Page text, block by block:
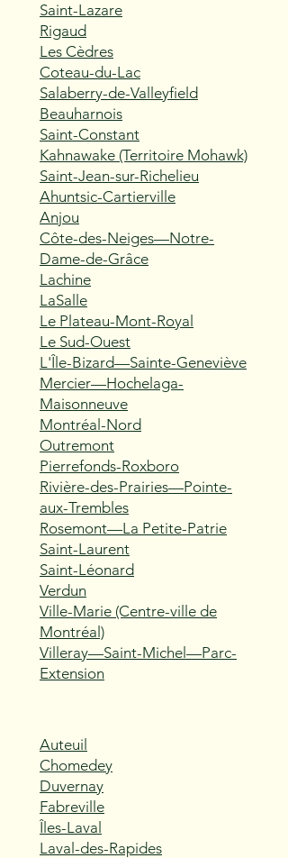
Saint-Lazare
Rigaud
Les Cèdres
Coteau-du-Lac
Salaberry-de-Valleyfield
Beauharnois
Saint-Constant
Kahnawake (Territoire Mohawk)
Saint-Jean-sur-Richelieu
Ahuntsic-Cartierville
Anjou
Côte-des-Neiges—Notre-
Dame-de-Grâce
Lachine
LaSalle
Le Plateau-Mont-Royal
Le Sud-Ouest
L'Île-Bizard—Sainte-Geneviève
Mercier—Hochelaga-
Maisonneuve
Montréal-Nord
Outremont
Pierrefonds-Roxboro
Rivière-des-Prairies—Pointe-
aux-Trembles
Rosemont—La Petite-Patrie
Saint-Laurent
Saint-Léonard
Verdun
Ville-Marie (Centre-ville de
Montréal)
Villeray—Saint-Michel—Parc-
Extension
Auteuil
Chomedey
Duvernay
Fabreville
Îles-Laval
Laval-des-Rapides